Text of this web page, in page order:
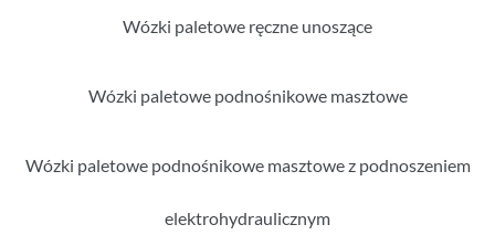
Wózki paletowe ręczne unoszące
Wózki paletowe podnośnikowe masztowe
Wózki paletowe podnośnikowe masztowe z podnoszeniem
elektrohydraulicznym